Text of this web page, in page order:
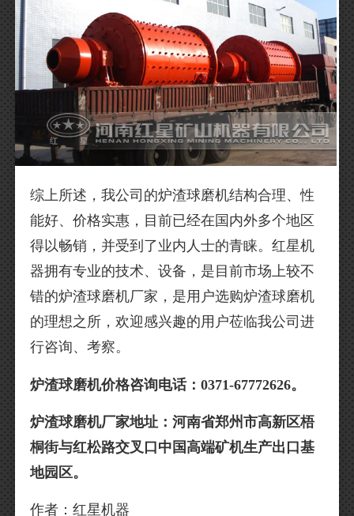
综上所述，我公司的炉渣球磨机结构合理、性
能好、价格实惠，目前已经在国内外多个地区
得以畅销，并受到了业内人士的青睐。红星机
器拥有专业的技术、设备，是目前市场上较不
错的炉渣球磨机厂家，是用户选购炉渣球磨机
的理想之所，欢迎感兴趣的用户莅临我公司进
行咨询、考察。
炉渣球磨机价格咨询电话：0371-67772626。
炉渣球磨机厂家地址：河南省郑州市高新区梧
桐街与红松路交叉口中国高端矿机生产出口基
地园区。
作者：红星机器